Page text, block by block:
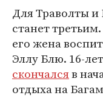
Для Траволты
станет
его жена
Эллу Блю. 16-
скончалсяв
отдыха на